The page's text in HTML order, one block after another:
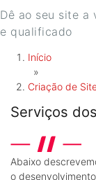
Dê ao seu site a
e qualificado
Início
»
Criação de
Serviços
Abaixo
o